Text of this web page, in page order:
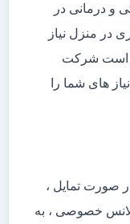
و درمانی در
در منزل نیاز
است شرکت
های شما را
صورت تمایل ،
خصوصی ، به